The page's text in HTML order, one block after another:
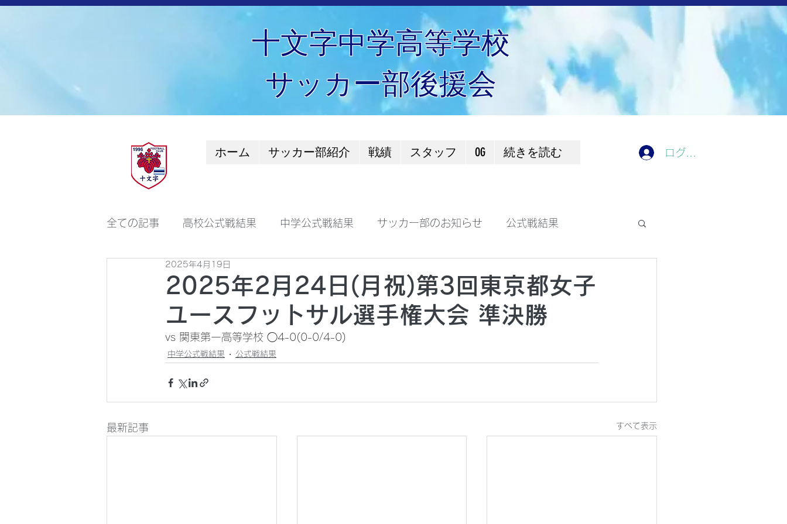
十文字中学高等学校
サッカー部後援会
ホーム サッカー部紹介 戦績 スタッフ OG 続きを読む ログイン
全ての記事 高校公式戦結果 中学公式戦結果 サッカー部のお知らせ 公式戦結果
2025年2月24日(月祝)第3回東京都女子
ユースフットサル選手権大会 準決勝
2025年4月19日
vs 関東第一高等学校 ◯4-0(0-0/4-0)
中学公式戦結果 公式戦結果
最新記事 すべて表示